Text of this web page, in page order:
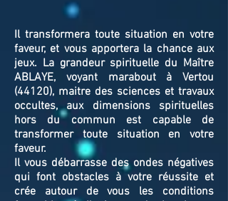
Il transformera toute situation en votre
faveur, et vous apportera la chance aux
jeux. La grandeur spirituelle du Maître
ABLAYE, voyant marabout à Vertou
(44120), maitre des sciences et travaux
occultes, aux dimensions spirituelles
hors du commun est capable de
transformer toute situation en votre
faveur.
Il vous débarrasse des ondes négatives
qui font obstacles à votre réussite et
crée autour de vous les conditions